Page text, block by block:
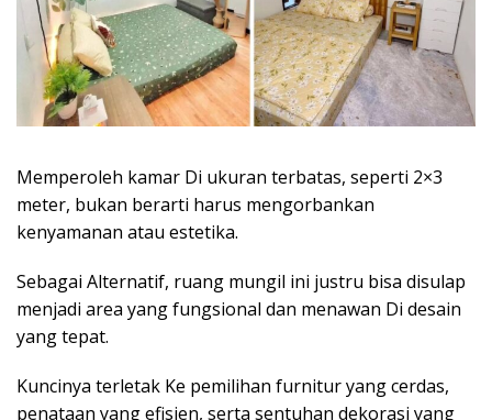
Memperoleh kamar Di ukuran terbatas, seperti 2×3
meter, bukan berarti harus mengorbankan
kenyamanan atau estetika.
Sebagai Alternatif, ruang mungil ini justru bisa disulap
menjadi area yang fungsional dan menawan Di desain
yang tepat.
Kuncinya terletak Ke pemilihan furnitur yang cerdas,
penataan yang efisien, serta sentuhan dekorasi yang